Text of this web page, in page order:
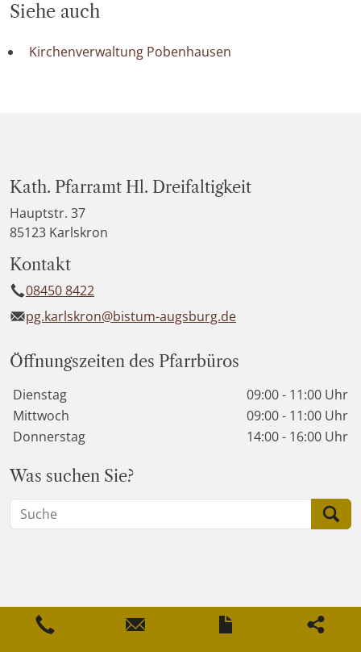
Siehe auch
Kirchenverwaltung Pobenhausen
Kath. Pfarramt Hl. Dreifaltigkeit
Hauptstr. 37
85123 Karlskron
Kontakt
08450 8422
pg.karlskron@bistum-augsburg.de
Öffnungszeiten des Pfarrbüros
Wochentage / Monate
Öffnungszeiten / Hinweise
Dienstag
09:00 - 11:00 Uhr
Mittwoch
09:00 - 11:00 Uhr
Donnerstag
14:00 - 16:00 Uhr
Was suchen Sie?